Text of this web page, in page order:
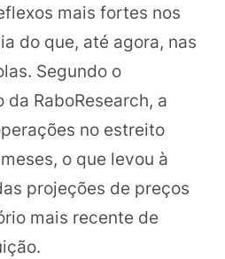
mais fortes nos
do que, até agora, nas
Segundo o
da RaboResearch, a
no estreito
o que levou à
projeções de preços
mais recente de